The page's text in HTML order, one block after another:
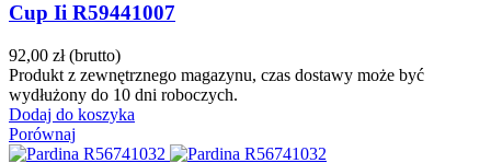
Cup Ii R59441007
92,00 zł (brutto)
Produkt z zewnętrznego magazynu, czas dostawy może być
wydłużony do 10 dni roboczych.
Dodaj do koszyka
Porównaj